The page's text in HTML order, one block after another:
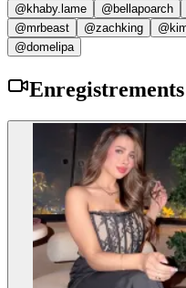
@khaby.lame @bellapoarch
@mrbeast
@zachking
@domelipa
Enregistrements